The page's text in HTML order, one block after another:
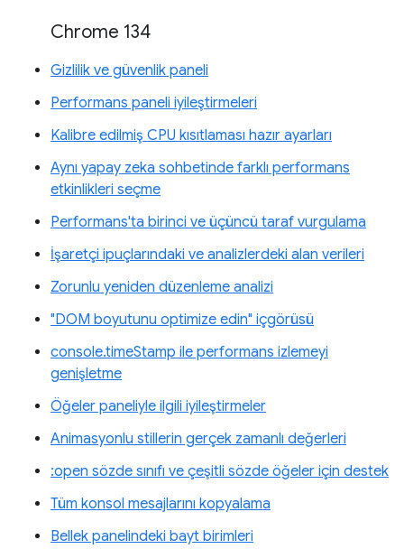
Chrome 134
Gizlilik ve güvenlik paneli
Performans paneli iyileştirmeleri
Kalibre edilmiş CPU kısıtlaması hazır ayarları
Aynı yapay zeka sohbetinde farklı performans
etkinlikleri seçme
Performans'ta birinci ve üçüncü taraf vurgulama
İşaretçi ipuçlarındaki ve analizlerdeki alan verileri
Zorunlu yeniden düzenleme analizi
"DOM boyutunu optimize edin" içgörüsü
console.timeStamp ile performans izlemeyi
genişletme
Öğeler paneliyle ilgili iyileştirmeler
Animasyonlu stillerin gerçek zamanlı değerleri
:open sözde sınıfı ve çeşitli sözde öğeler için destek
Tüm konsol mesajlarını kopyalama
Bellek panelindeki bayt birimleri